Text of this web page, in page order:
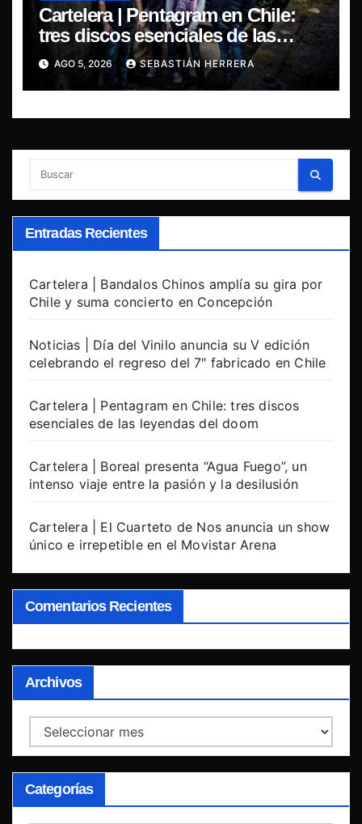
Cartelera | Pentagram en Chile:
tres discos esenciales de las
leyendas del doom
AGO 5, 2026 SEBASTIÁN HERRERA
Entradas Recientes
Cartelera | Bandalos Chinos amplía su gira por
Chile y suma concierto en Concepción
Noticias | Día del Vinilo anuncia su V edición
celebrando el regreso del 7″ fabricado en Chile
Cartelera | Pentagram en Chile: tres discos
esenciales de las leyendas del doom
Cartelera | Boreal presenta “Agua Fuego”, un
intenso viaje entre la pasión y la desilusión
Cartelera | El Cuarteto de Nos anuncia un show
único e irrepetible en el Movistar Arena
Comentarios Recientes
Archivos
Archivos
Categorías